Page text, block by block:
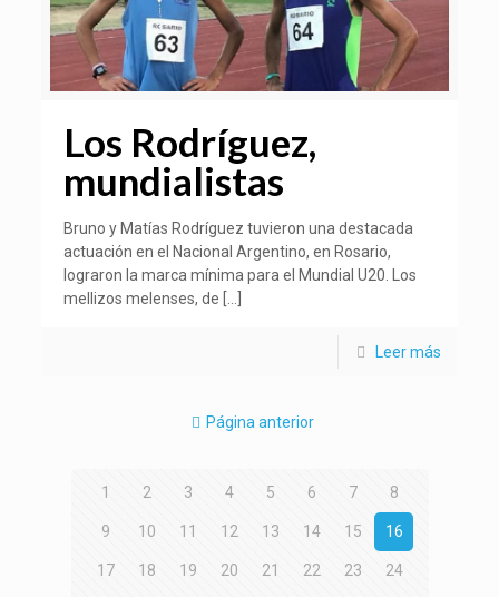
Los Rodríguez,
mundialistas
Bruno y Matías Rodríguez tuvieron una destacada
actuación en el Nacional Argentino, en Rosario,
lograron la marca mínima para el Mundial U20. Los
mellizos melenses, de
Leer más
Página anterior
1 2 3 4 5 6 7 8
9 10 11 12 13 14 15 16
17 18 19 20 21 22 23 24